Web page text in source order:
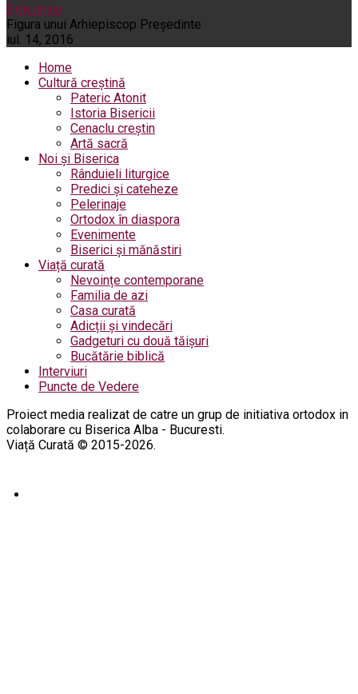
Pelerinaje
Figura unui Arhiepiscop Preşedinte
iul. 14, 2016
Home
Cultură creștină
Pateric Atonit
Istoria Bisericii
Cenaclu creștin
Artă sacră
Noi și Biserica
Rânduieli liturgice
Predici și cateheze
Pelerinaje
Ortodox în diaspora
Evenimente
Biserici și mănăstiri
Viață curată
Nevoințe contemporane
Familia de azi
Casa curată
Adicții și vindecări
Gadgeturi cu două tăișuri
Bucătărie biblică
Interviuri
Puncte de Vedere
Proiect media realizat de catre un grup de initiativa ortodox in
colaborare cu Biserica Alba - Bucuresti.
Viață Curată © 2015-2026.